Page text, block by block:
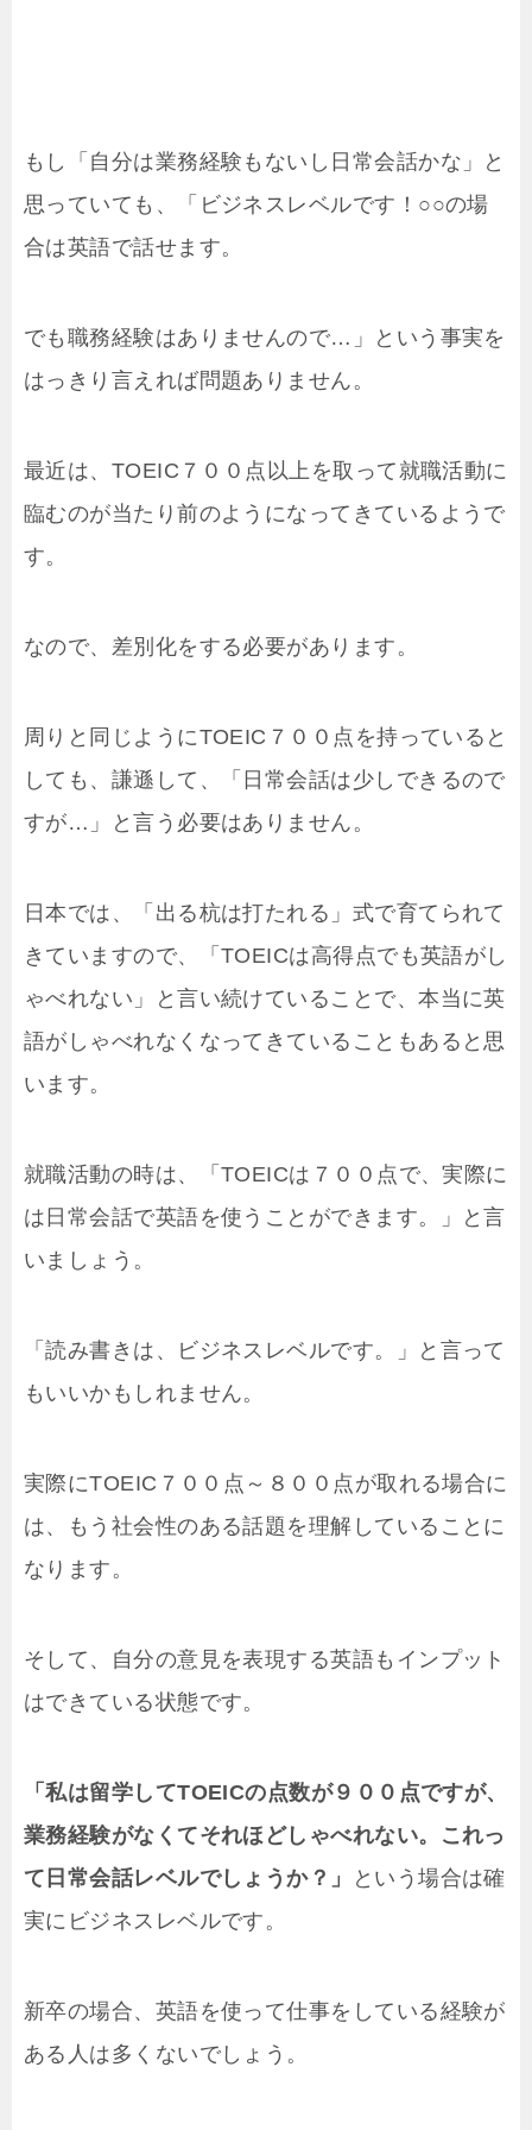
もし「自分は業務経験もないし日常会話かな」と
思っていても、「ビジネスレベルです！○○の場
合は英語で話せます。
でも職務経験はありませんので…」という事実を
はっきり言えれば問題ありません。
最近は、TOEIC７００点以上を取って就職活動に
臨むのが当たり前のようになってきているようで
す。
なので、差別化をする必要があります。
周りと同じようにTOEIC７００点を持っていると
しても、謙遜して、「日常会話は少しできるので
すが…」と言う必要はありません。
日本では、「出る杭は打たれる」式で育てられて
きていますので、「TOEICは高得点でも英語がし
ゃべれない」と言い続けていることで、本当に英
語がしゃべれなくなってきていることもあると思
います。
就職活動の時は、「TOEICは７００点で、実際に
は日常会話で英語を使うことができます。」と言
いましょう。
「読み書きは、ビジネスレベルです。」と言って
もいいかもしれません。
実際にTOEIC７００点～８００点が取れる場合に
は、もう社会性のある話題を理解していることに
なります。
そして、自分の意見を表現する英語もインプット
はできている状態です。
「私は留学してTOEICの点数が９００点ですが、
業務経験がなくてそれほどしゃべれない。
これっ
て日常会話レベルでしょうか？」
という場合は確
実にビジネスレベルです。
新卒の場合、英語を使って仕事をしている経験が
ある人は多くないでしょう。